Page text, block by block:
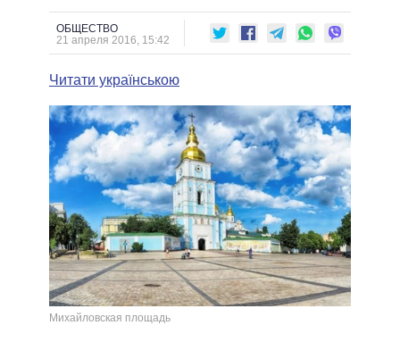
МЭРЫ
ВСЕ ПЕРСОНЫ
СРАВНЕНИЕ ПОЛИТИКОВ
ОБЩЕСТВО
21 апреля 2016, 15:42
Читати українською
Михайловская площадь